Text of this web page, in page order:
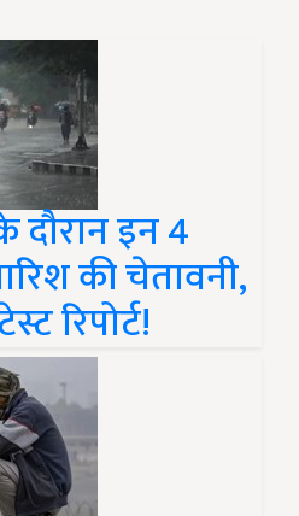
इन 4
की चेतावनी,
रिपोर्ट!